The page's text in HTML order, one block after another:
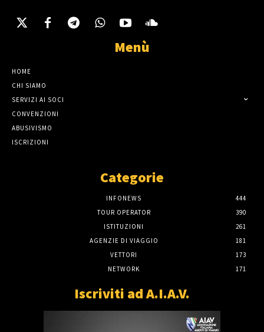
Menù
HOME
CHI SIAMO
SERVIZI AI SOCI
CONVENZIONI
ABUSIVISMO
ISCRIZIONI
Categorie
INFONEWS
444
TOUR OPERATOR
390
ISTITUZIONI
261
AGENZIE DI VIAGGIO
181
VETTORI
173
NETWORK
171
Iscriviti ad A.I.A.V.